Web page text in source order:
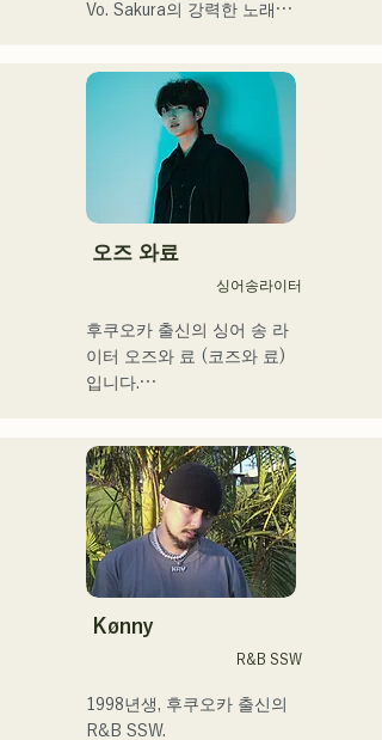
アメリカ人母から生まれた
Vo. Sakura의 강력한 노래
SHO에 의해 만들어지는 악
곡은 캐치에서 어딘가 익숙
한 록 사운드가 특징이며 독
특한 AREINT 사운드를 만들
어 내고있다.
「KBC 라디오 호크스 중계
2024」의 오프닝곡에
오즈 와료
싱어송라이터
후쿠오카 출신의 싱어 송 라
이터 오즈와 료 (코즈와 료)
입니다.
상 라이브, TikTok 전달, 이
벤트 등에 출연하면서 활동
하고 있습니다!
어린 시절부터 음악을 좋아
합니다.
고등학교에 들어간 후 사람
었습니다.
한사람 한사람에게 다가가는
Kønny
R&B SSW
1998년생, 후쿠오카 출신의
R&B SSW.